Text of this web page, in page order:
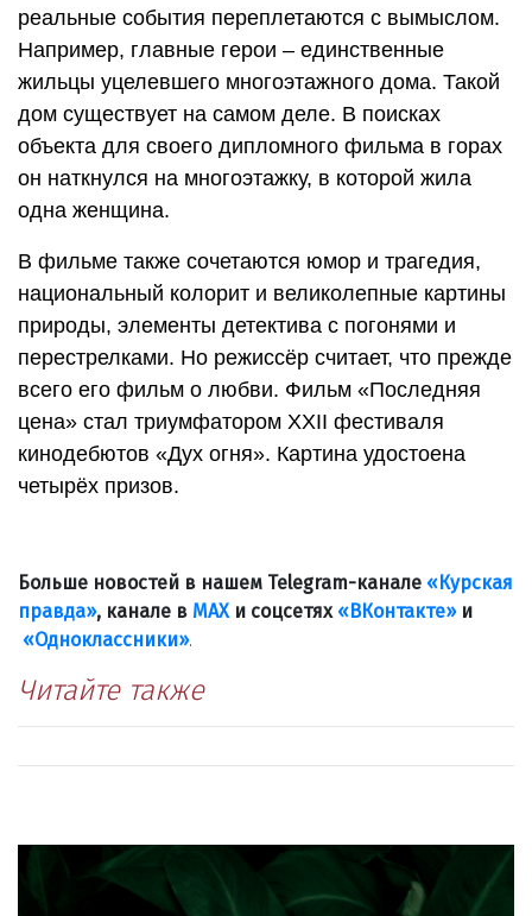
реальные события переплетаются с вымыслом.
Например, главные герои – единственные
жильцы уцелевшего многоэтажного дома. Такой
дом существует на самом деле. В поисках
объекта для своего дипломного фильма в горах
он наткнулся на многоэтажку, в которой жила
одна женщина.
В фильме также сочетаются юмор и трагедия,
национальный колорит и великолепные картины
природы, элементы детектива с погонями и
перестрелками. Но режиссёр считает, что прежде
всего его фильм о любви. Фильм «Последняя
цена» стал триумфатором XXII фестиваля
кинодебютов «Дух огня». Картина удостоена
четырёх призов.
Больше новостей в нашем Telegram-канале «Курская
правда», канале в МАХи соцсетях «ВКонтакте»и
«Одноклассники».
Читайте также